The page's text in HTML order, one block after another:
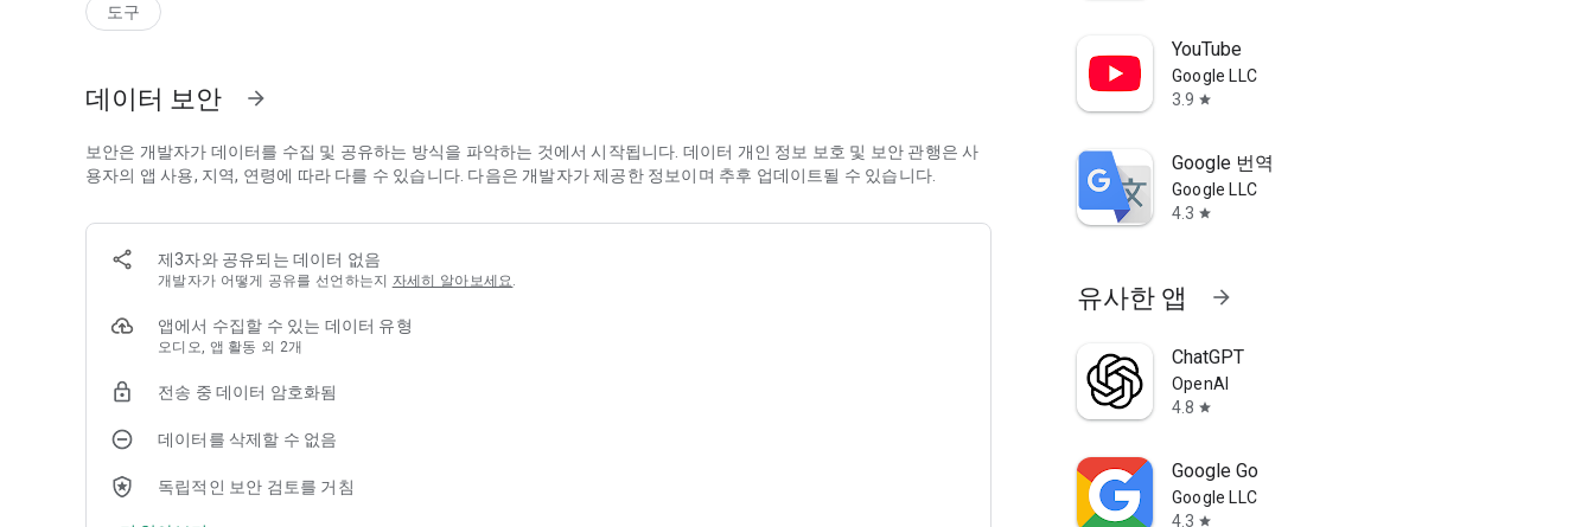
다국어 입력
Google 번역- 키보드로 입력된 내용을 바로 번역해 줍니다.
* Android Go 기기에서는 지원되지 않음
다음 언어를 포함한 수백 개 언어 지원:
티스가르어, 중국어(북경어, 광둥어 등), 치타공어, 체코어, 데칸어, 네덜란드어, 영어, 필리핀어, 프랑스어, 독일어, 그리스어,
구자라트어, 하우사어, 힌디어, 이그보어, 인도네시아어, 이탈리아어, 일본어, 자와어, 칸나다어, 크메르어, 쿠르드어, 마가히
어, 마이틸어, 말레이어, 말라얄람어, 마라티어, 네팔어, 북소토어, 오디아어, 파슈토어, 페르시아어, 폴란드어, 포르투갈어, 펀
자브어, 루마니아어, 러시아어, 사라이키어, 신디어, 싱할라어, 소말리아어, 남소토어, 스페인어, 순다어, 스와힐리어, 타밀어,
텔루구어, 태국어, 츠와나어, 터키어, 우크라이나어, 우르두어, 우즈베크어, 베트남어, 코사어, 요루바어, 줄루어
니다. https://goo.gl/fMQ85U에서 지원되는 언어의 전체 목록을 확인하세요.
전문가의 팁:
• 삭제 동작: Delete 키에서 왼쪽으로 슬라이드하여 여러 단어를 빠르게 삭제하세요.
• 기호 힌트: 키에 빠른 힌트를 표시하고 키를 길게 눌러 기호를 입력하세요(설정 → 환경설정 → 길게 눌러 기호에 액세스에
도구
데이터 보안 arrow_forward
보안은 개발자가 데이터를 수집 및 공유하는 방식을 파악하는 것에서 시작됩니다. 데이터 개인 정보 보호 및 보안 관행은 사
용자의 앱 사용, 지역, 연령에 따라 다를 수 있습니다. 다음은 개발자가 제공한 정보이며 추후 업데이트될 수 있습니다.
제3자와 공유되는 데이터 없음
개발자가 어떻게 공유를 선언하는지 자세히 알아보세요.
앱에서 수집할 수 있는 데이터 유형
오디오, 앱 활동 외 2개
전송 중 데이터 암호화됨
데이터를 삭제할 수 없음
독립적인 보안 검토를 거침
YouTube
Google LLC
3.9 star
Google 번역
Google LLC
4.3 star
유사한 앱 arrow_forward
ChatGPT
OpenAI
4.8 star
Google Go
Google LLC
4.3 star